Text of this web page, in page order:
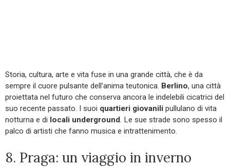
Storia, cultura, arte e vita fuse in una grande città, che è da
sempre il cuore pulsante dell’anima teutonica. Berlino, una città
proiettata nel futuro che conserva ancora le indelebili cicatrici del
suo recente passato. I suoi quartieri giovanili pullulano di vita
notturna e di locali underground. Le sue strade sono spesso il
palco di artisti che fanno musica e intrattenimento.
8. Praga: un viaggio in inverno